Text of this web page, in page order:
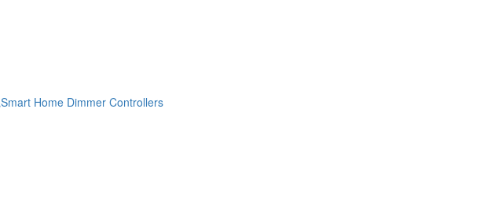
Smart Home Dimmer Controllers